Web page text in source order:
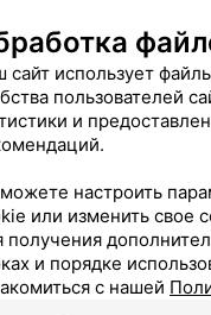
и лечению
цены
в целом. Буду приходить ещё, и советовать друзьям и родным. Еще
сайт использует
пользователей
и
настроить
или изменить свое
получения
и порядке
с нашей